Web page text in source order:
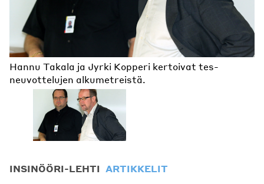
Hannu Takala ja Jyrki Kopperi kertoivat tes-
neuvottelujen alkumetreistä.
YTN tavoittelee neuvotteluissa ostovoiman
turvaamista.
INSINÖÖRI-LEHTI ARTIKKELIT